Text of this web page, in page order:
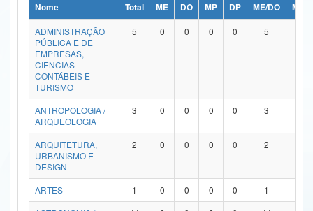
Ministério da Ciência, Tecnologia, Inovações e Comunicações
Ministério do Meio Ambiente
Ministério do Turismo
Ministério do Desenvolvimento Regional
Controladoria-Geral da União
Ministério da Mulher, da Família e dos Direitos Humanos
Nome Total ME DO MP DP ME/DO
MP/
ADMINISTRAÇÃO
PÚBLICA E DE
EMPRESAS,
CIÊNCIAS
CONTÁBEIS E
TURISMO
5 0 0 0 0 5
ANTROPOLOGIA /
ARQUEOLOGIA
3 0 0 0 0 3
ARQUITETURA,
URBANISMO E
DESIGN
2 0 0 0 0 2
ARTES 1 0 0 0 0 1